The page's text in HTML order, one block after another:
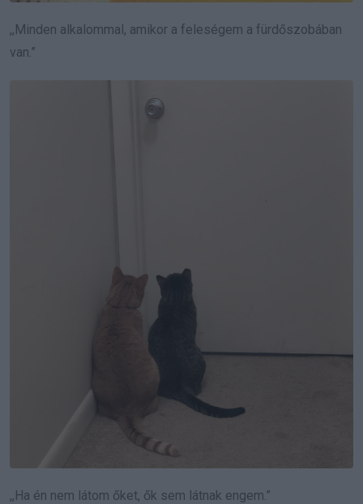
,,Minden alkalommal, amikor a feleségem a fürdőszobában
van.”
,,Ha én nem látom őket, ők sem látnak engem.”